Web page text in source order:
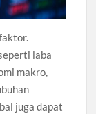
laba
makro,
juga dapat